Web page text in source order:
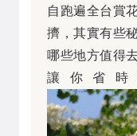
自跑遍全台賞
擠，其實有些
哪些地方值得
讓你省時